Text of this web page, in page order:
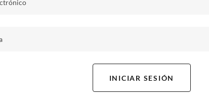
INICIAR SESIÓN